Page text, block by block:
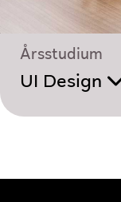
Årsstudium
UI Design